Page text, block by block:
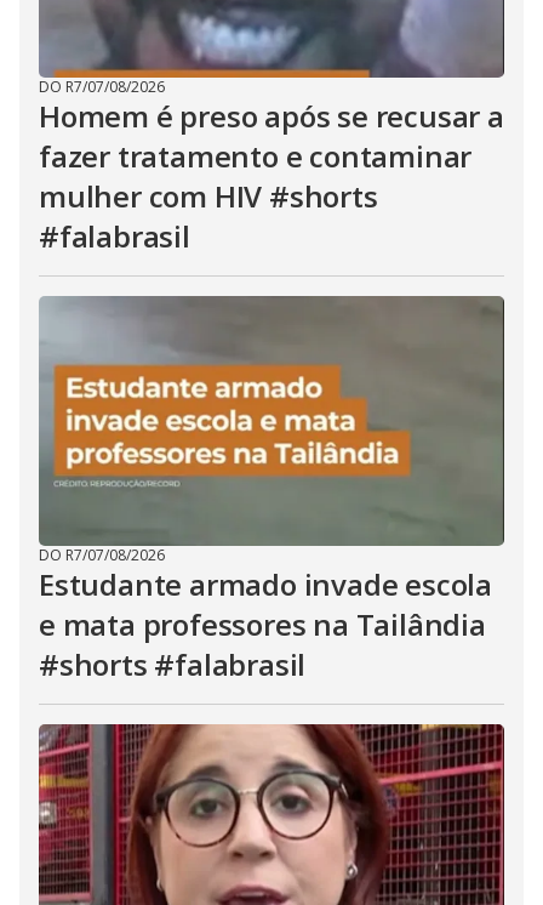
DO R7/07/08/2026
Homem é preso após se recusar a
fazer tratamento e contaminar
mulher com HIV #shorts
#falabrasil
DO R7/07/08/2026
Estudante armado invade escola
e mata professores na Tailândia
#shorts #falabrasil